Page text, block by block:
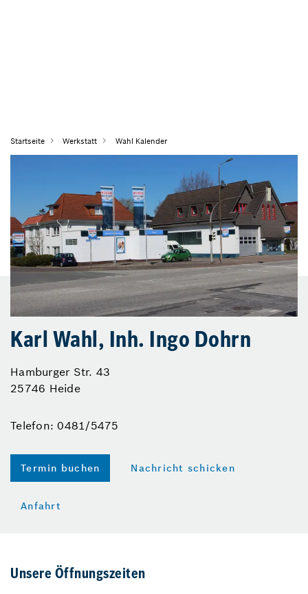
Startseite Werkstatt Wahl Kalender
Karl Wahl, Inh. Ingo Dohrn
Hamburger Str. 43
25746 Heide
Telefon: 0481/5475
Termin buchen Nachricht schicken
Anfahrt
Unsere Öffnungszeiten